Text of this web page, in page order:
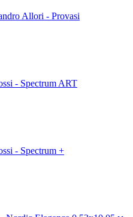
Allori - Provasi
- Spectrum ART
- Spectrum +